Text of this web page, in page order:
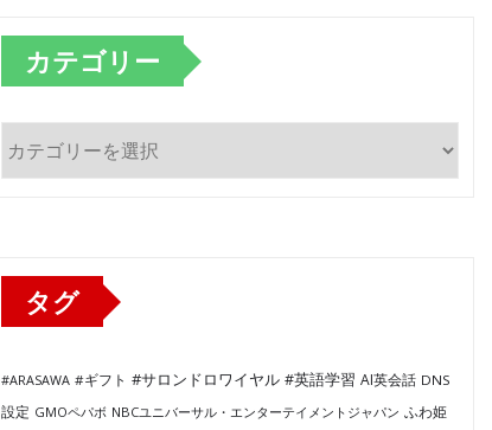
カテゴリー
テ
タグ
#ARASAWA #ギフト #サロンドロワイヤル #英語学習 AI英会話 DNS
設定 GMOペパボ NBCユニバーサル・エンターテイメントジャパン ふわ姫